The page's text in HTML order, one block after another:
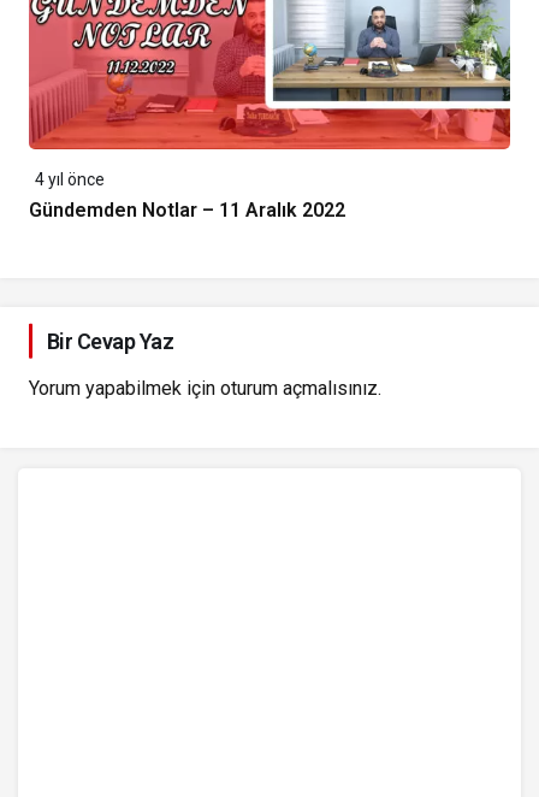
4 yıl önce
Gündemden Notlar – 11 Aralık 2022
Bir Cevap Yaz
Yorum yapabilmek için oturum açmalısınız.